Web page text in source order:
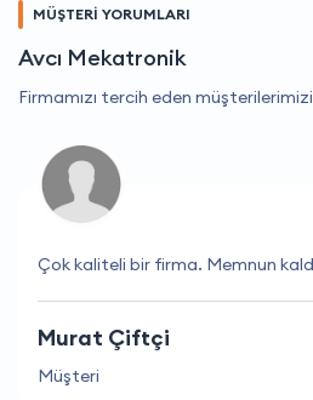
MÜŞTERİ YORUMLARI
Avcı Mekatronik
Firmamızı tercih eden
Çok kaliteli bir firma. Memnun
Murat Çiftçi
Müşteri